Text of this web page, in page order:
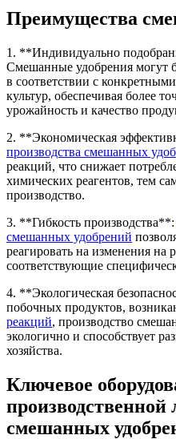
Преимущества
1. **Индивидуально
Смешанные удобрения могут
в соответствии с
культур, обеспечивая более
урожайность и качество
2. **Экономическая
производства смешанных
реакций, что снижает
химических реагентов, тем
производство.
3. **Гибкость производства**:
смешанных удобрений
реагировать на изменения на
соответствующие
4. **Экологическая
побочных продуктов,
реакций, производство
экологично и способствует
хозяйства.
Ключевое
производственной
смешанных